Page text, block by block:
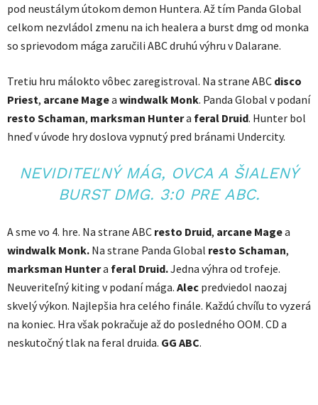
pod neustálym útokom demon Huntera. Až tím Panda Global
celkom nezvládol zmenu na ich healera a burst dmg od monka
so sprievodom mága zaručili ABC druhú výhru v Dalarane.
Tretiu hru málokto vôbec zaregistroval. Na strane ABC disco
Priest, arcane Magea windwalk Monk. Panda Global v podaní
resto Schaman, marksman Huntera feral Druid. Hunter bol
hneď v úvode hry doslova vypnutý pred bránami Undercity.
NEVIDITEĽNÝ MÁG, OVCA A ŠIALENÝ
BURST DMG. 3:0 PRE ABC.
A sme vo 4. hre. Na strane ABC resto Druid, arcane Magea
windwalk Monk. Na strane Panda Global resto Schaman,
marksman Huntera feral Druid.Jedna výhra od trofeje.
Neuveriteľný kiting v podaní mága. Alec predviedol naozaj
skvelý výkon. Najlepšia hra celého finále. Každú chvíľu to vyzerá
na koniec. Hra však pokračuje až do posledného OOM. CD a
neskutočný tlak na feral druida. GG ABC.